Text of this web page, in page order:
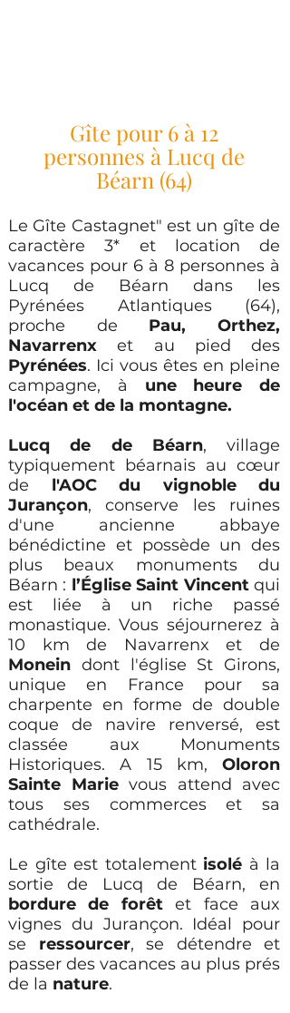
Gîte pour 6 à 12
personnes à Lucq de
Béarn (64)
Le Gîte Castagnet" est un gîte de
caractère 3* et location de
vacances pour 6 à 8 personnes à
Lucq de Béarn dans les
Pyrénées Atlantiques (64),
proche de Pau, Orthez,
Navarrenx et au pied des
Pyrénées. Ici vous êtes en pleine
campagne, à une heure de
l'océan et de la montagne.
Lucq de de Béarn, village
typiquement béarnais au cœur
de l'AOC du vignoble du
Jurançon, conserve les ruines
d'une ancienne abbaye
bénédictine et possède un des
plus beaux monuments du
Béarn : l’Église Saint Vincentqui
est liée à un riche passé
monastique. Vous séjournerez à
10 km de Navarrenx et de
Monein dont l'église St Girons,
unique en France pour sa
charpente en forme de double
coque de navire renversé, est
classée aux Monuments
Historiques. A 15 km, Oloron
Sainte Marievous attend avec
tous ses commerces et sa
cathédrale.
Le gîte est totalement isolé à la
sortie de Lucq de Béarn, en
bordure de forêtet face aux
vignes du Jurançon. Idéal pour
se ressourcer, se détendre et
passer des vacances au plus prés
de la nature.